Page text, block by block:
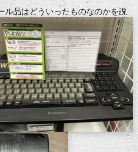
ル品はどういったものなのかを説